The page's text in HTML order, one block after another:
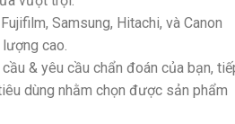
Samsung, Hitachi, và Canon
cao.
& yêu cầu chẩn đoán của bạn,
dùng nhằm chọn được sản phẩm